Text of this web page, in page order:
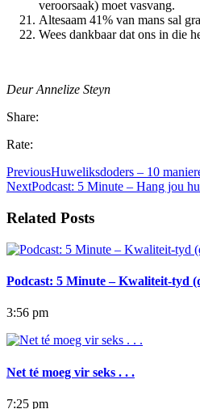
veroorsaak) moet vasvang.
Altesaam 41% van mans sal
Wees dankbaar dat ons in die
Deur Annelize Steyn
Share:
Rate:
PreviousHuweliksdoders – 10
NextPodcast: 5 Minute – Hang jou
Related Posts
Podcast: 5 Minute – Kwaliteit-tyd
3:56 pm
Net té moeg vir seks . . .
7:25 pm